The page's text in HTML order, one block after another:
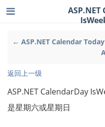
← ASP.NET Calendar
返回上一级
ASP.NET CalendarDay
是星期六或星期日